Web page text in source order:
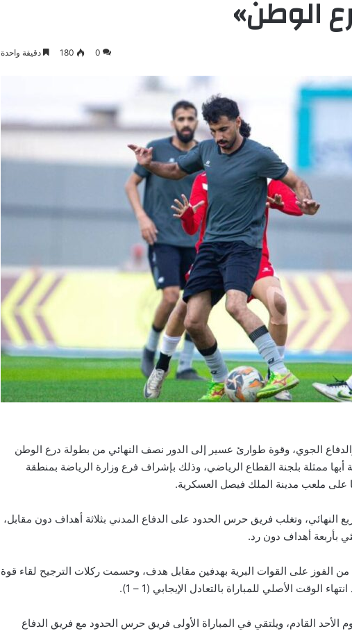
الوطن»
0
180 دقيقة واحدة
الجوي، وقوة طوارئ عسير إلى الدور نصف النهائي من بطولة درع الوطن
التي تنظمها غرفة أبها ممثلة بلجنة القطاع الرياضي، وذلك بإشراف فرع وزارة الرياضة بمنطقة
على ملعب مدينة الملك فيصل العسكرية.
النهائي، وتغلب فريق حرس الحدود على الدفاع المدني بثلاثة أهداف دون مقابل،
بأربعة أهداف دون رد.
الفوز على القوات البرية بهدفين مقابل هدف، وحسمت ركلات الترجيح لقاء قوة
القادم، ويلتقي في المباراة الأولى فريق حرس الحدود مع فريق الدفاع